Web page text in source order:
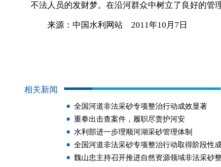
不法人员的发财梦。在沿河群众中树立了良好的管
来源：中国水利网站 2011年10月7日
相关新闻
全国河道非法采砂专项整治行动成效显著
重拳出击查案件，履职尽责护河安
水利部进一步理顺河湖采砂管理体制
全国河道非法采砂专项整治行动取得阶段性
魏山忠主持召开推进自然资源领域非法采砂